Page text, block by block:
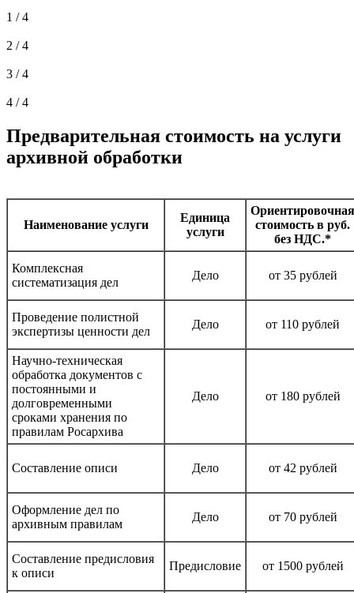
1 / 4
2 / 4
3 / 4
4 / 4
Предварительная стоимость на услуги
архивной обработки
Наименование услуги
Единица
услуги
Ориентировочная
стоимость в руб.
без НДС.*
Комплексная
систематизация дел
Дело от 35 рублей
Проведение полистной
экспертизы ценности дел
Дело от 110 рублей
Научно-техническая
обработка документов с
постоянными и
долговременными
сроками хранения по
правилам Росархива
Дело от 180 рублей
Составление описи Дело от 42 рублей
Оформление дел по
архивным правилам
Дело от 70 рублей
Составление предисловия
к описи
Предисловие от 1500 рублей